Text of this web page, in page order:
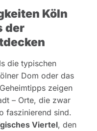
Köln
der
die typischen
Dom oder das
zeigen
– Orte, die zwar
faszinierend sind.
Viertel, den